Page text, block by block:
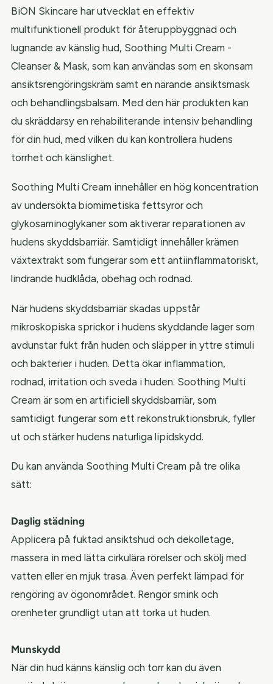
BiON Skincare har utvecklat en effektiv
multifunktionell produkt för återuppbyggnad och
lugnande av känslig hud, Soothing Multi Cream -
Cleanser & Mask, som kan användas som en skonsam
ansiktsrengöringskräm samt en närande ansiktsmask
och behandlingsbalsam. Med den här produkten kan
du skräddarsy en rehabiliterande intensiv behandling
för din hud, med vilken du kan kontrollera hudens
torrhet och känslighet.
Soothing Multi Cream innehåller en hög koncentration
av undersökta biomimetiska fettsyror och
glykosaminoglykaner som aktiverar reparationen av
hudens skyddsbarriär. Samtidigt innehåller krämen
växtextrakt som fungerar som ett antiinflammatoriskt,
lindrande hudklåda, obehag och rodnad.
När hudens skyddsbarriär skadas uppstår
mikroskopiska sprickor i hudens skyddande lager som
avdunstar fukt från huden och släpper in yttre stimuli
och bakterier i huden. Detta ökar inflammation,
rodnad, irritation och sveda i huden. Soothing Multi
Cream är som en artificiell skyddsbarriär, som
samtidigt fungerar som ett rekonstruktionsbruk, fyller
ut och stärker hudens naturliga lipidskydd.
Du kan använda Soothing Multi Cream på tre olika
sätt:
Daglig städning
Applicera på fuktad ansiktshud och dekolletage,
massera in med lätta cirkulära rörelser och skölj med
vatten eller en mjuk trasa. Även perfekt lämpad för
rengöring av ögonområdet. Rengör smink och
orenheter grundligt utan att torka ut huden.
Munskydd
När din hud känns känslig och torr kan du även